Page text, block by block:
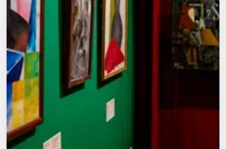
Города
Площадки
Артисты
Рейтинги